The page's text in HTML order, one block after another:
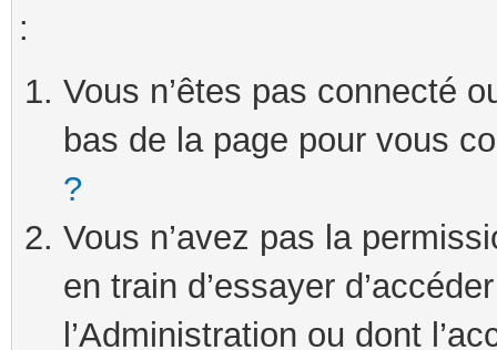
:
Vous n’êtes pas connecté
bas de la page pour vous
?
Vous n’avez pas la
en train d’essayer
l’Administration ou dont